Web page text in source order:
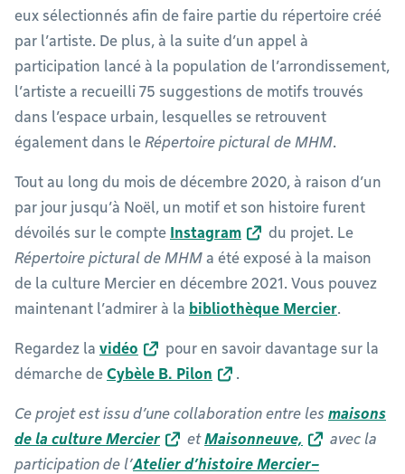
eux sélectionnés afin de faire partie du répertoire créé
par l’artiste. De plus, à la suite d’un appel à
participation lancé à la population de l’arrondissement,
l’artiste a recueilli 75 suggestions de motifs trouvés
dans l’espace urbain, lesquelles se retrouvent
également dans le Répertoire pictural de MHM.
Tout au long du mois de décembre 2020, à raison d’un
par jour jusqu’à Noël, un motif et son histoire furent
dévoilés sur le compte Instagram
du projet. Le
Répertoire pictural de MHM a été exposé à la maison
de la culture Mercier en décembre 2021. Vous pouvez
maintenant l’admirer à la bibliothèque Mercier.
Regardez la vidéo
pour en savoir davantage sur la
démarche de Cybèle B. Pilon .
Ce projet est issu d’une collaboration entre les maisons
de la culture Mercier
etMaisonneuve,
avec la
participation de l’Atelier d’histoire Mercier–